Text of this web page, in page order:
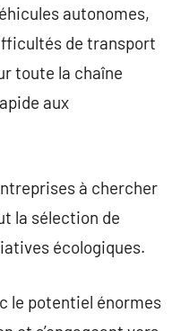
autonomes,
de transport
toute la chaîne
aux
à chercher
la sélection de
écologiques.
le potentiel énormes